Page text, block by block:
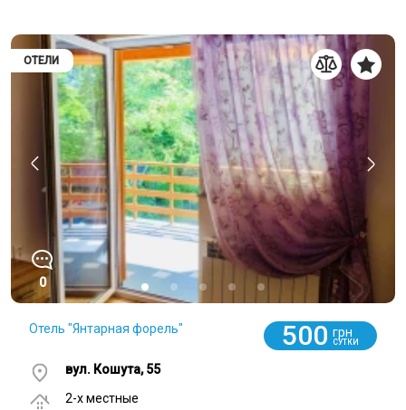
ОТЕЛИ
0
Отель "Янтарная форель" 500 грн
СУТКИ
вул. Кошута, 55
2-x местные